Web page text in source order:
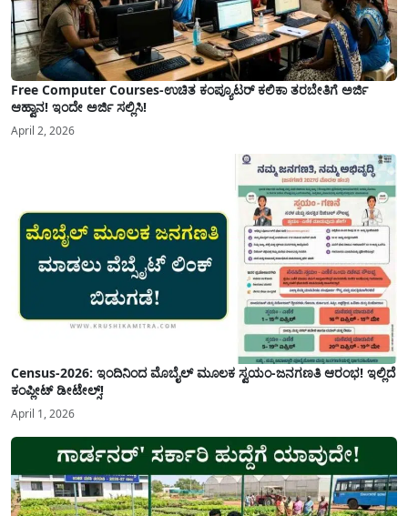
Free Computer Courses-ಉಚಿತ ಕಂಪ್ಯೂಟರ್ ಕಲಿಕಾ ತರಬೇತಿಗೆ ಅರ್ಜಿ
ಆಹ್ವಾನ! ಇಂದೇ ಅರ್ಜಿ ಸಲ್ಲಿಸಿ!
April 2, 2026
Census-2026: ಇಂದಿನಿಂದ ಮೊಬೈಲ್ ಮೂಲಕ ಸ್ವಯಂ-ಜನಗಣತಿ ಆರಂಭ! ಇಲ್ಲಿದೆ
ಕಂಪ್ಲೀಟ್ ಡೀಟೇಲ್ಸ್!
April 1, 2026